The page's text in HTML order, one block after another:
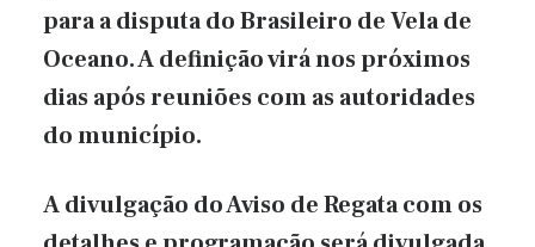
para a disputa do Brasileiro de Vela de
Oceano. A definição virá nos próximos
dias após reuniões com as autoridades
do município.
A divulgação do Aviso de Regata com os